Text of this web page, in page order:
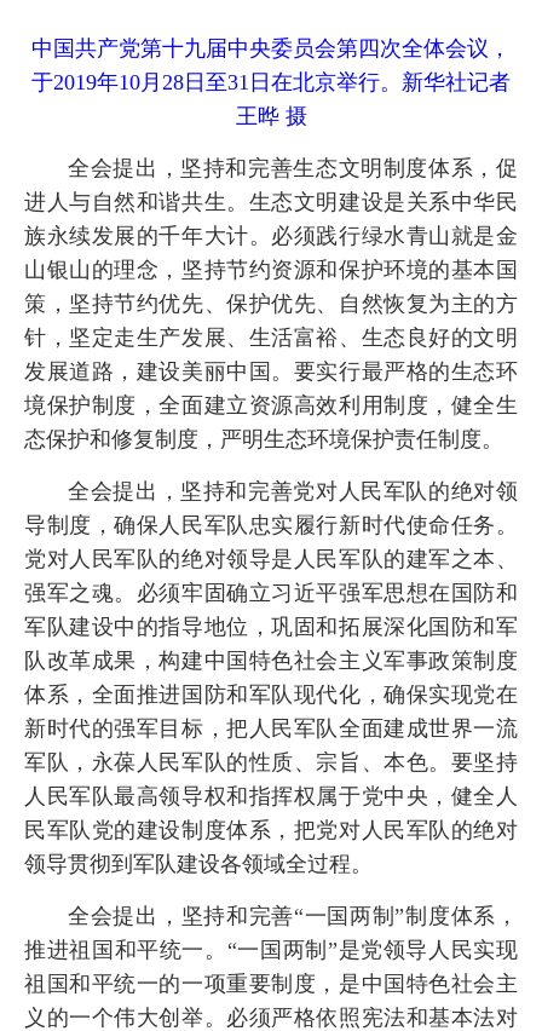
中国共产党第十九届中央委员会第四次全体会议，
于2019年10月28日至31日在北京举行。新华社记者
王晔 摄
全会提出，坚持和完善生态文明制度体系，促
进人与自然和谐共生。生态文明建设是关系中华民
族永续发展的千年大计。必须践行绿水青山就是金
山银山的理念，坚持节约资源和保护环境的基本国
策，坚持节约优先、保护优先、自然恢复为主的方
针，坚定走生产发展、生活富裕、生态良好的文明
发展道路，建设美丽中国。要实行最严格的生态环
境保护制度，全面建立资源高效利用制度，健全生
态保护和修复制度，严明生态环境保护责任制度。
全会提出，坚持和完善党对人民军队的绝对领
导制度，确保人民军队忠实履行新时代使命任务。
党对人民军队的绝对领导是人民军队的建军之本、
强军之魂。必须牢固确立习近平强军思想在国防和
军队建设中的指导地位，巩固和拓展深化国防和军
队改革成果，构建中国特色社会主义军事政策制度
体系，全面推进国防和军队现代化，确保实现党在
新时代的强军目标，把人民军队全面建成世界一流
军队，永葆人民军队的性质、宗旨、本色。要坚持
人民军队最高领导权和指挥权属于党中央，健全人
民军队党的建设制度体系，把党对人民军队的绝对
领导贯彻到军队建设各领域全过程。
全会提出，坚持和完善“一国两制”制度体系，
推进祖国和平统一。“一国两制”是党领导人民实现
祖国和平统一的一项重要制度，是中国特色社会主
义的一个伟大创举。必须严格依照宪法和基本法对